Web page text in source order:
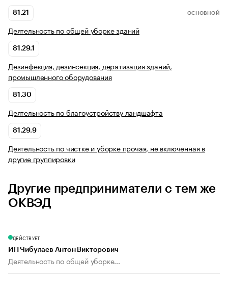
81.21 ОСНОВНОЙ
Деятельность по общей уборке зданий
81.29.1
Дезинфекция, дезинсекция, дератизация зданий,
промышленного оборудования
81.30
Деятельность по благоустройству ландшафта
81.29.9
Деятельность по чистке и уборке прочая, не включенная в
другие группировки
Другие предприниматели с тем же
ОКВЭД
ДЕЙСТВУЕТ
ИП Чибулаев Антон Викторович
Деятельность по общей уборке...